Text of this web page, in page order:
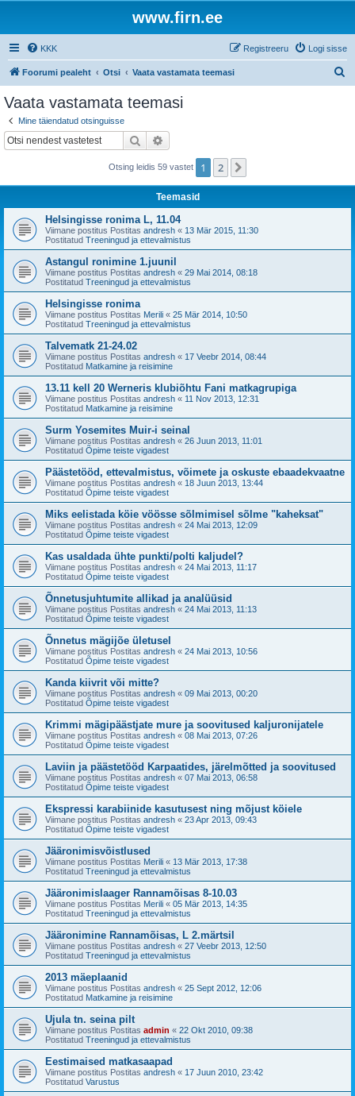
www.firn.ee
KKK Logi sisse
Registreeru
Foorumi pealeht Otsi Vaata vastamata teemasi
Vaata vastamata teemasi
Mine täiendatud otsinguisse
Otsi
Otsing leidis 59 vastet 1 2
Teemasid
Helsingisse ronima L, 11.04
Viimane postitus Postitas andresh « 13 Mär 2015, 11:30
Postitatud Treeningud ja ettevalmistus
Astangul ronimine 1.juunil
Viimane postitus Postitas andresh « 29 Mai 2014, 08:18
Postitatud Treeningud ja ettevalmistus
Helsingisse ronima
Viimane postitus Postitas Merili « 25 Mär 2014, 10:50
Postitatud Treeningud ja ettevalmistus
Talvematk 21-24.02
Viimane postitus Postitas andresh « 17 Veebr 2014, 08:44
Postitatud Matkamine ja reisimine
13.11 kell 20 Werneris klubiõhtu Fani matkagrupiga
Viimane postitus Postitas andresh « 11 Nov 2013, 12:31
Postitatud Matkamine ja reisimine
Surm Yosemites Muir-i seinal
Viimane postitus Postitas andresh « 26 Juun 2013, 11:01
Postitatud Õpime teiste vigadest
Päästetööd, ettevalmistus, võimete ja oskuste ebaadekvaatne
Viimane postitus Postitas andresh « 18 Juun 2013, 13:44
Postitatud Õpime teiste vigadest
Miks eelistada köie vöösse sõlmimisel sõlme "kaheksat"
Viimane postitus Postitas andresh « 24 Mai 2013, 12:09
Postitatud Õpime teiste vigadest
Kas usaldada ühte punkti/polti kaljudel?
Viimane postitus Postitas andresh « 24 Mai 2013, 11:17
Postitatud Õpime teiste vigadest
Õnnetusjuhtumite allikad ja analüüsid
Viimane postitus Postitas andresh « 24 Mai 2013, 11:13
Postitatud Õpime teiste vigadest
Õnnetus mägijõe ületusel
Viimane postitus Postitas andresh « 24 Mai 2013, 10:56
Postitatud Õpime teiste vigadest
Kanda kiivrit või mitte?
Viimane postitus Postitas andresh « 09 Mai 2013, 00:20
Postitatud Õpime teiste vigadest
Krimmi mägipäästjate mure ja soovitused kaljuronijatele
Viimane postitus Postitas andresh « 08 Mai 2013, 07:26
Postitatud Õpime teiste vigadest
Laviin ja päästetööd Karpaatides, järelmõtted ja soovitused
Viimane postitus Postitas andresh « 07 Mai 2013, 06:58
Postitatud Õpime teiste vigadest
Ekspressi karabiinide kasutusest ning mõjust köiele
Viimane postitus Postitas andresh « 23 Apr 2013, 09:43
Postitatud Õpime teiste vigadest
Jääronimisvõistlused
Viimane postitus Postitas Merili « 13 Mär 2013, 17:38
Postitatud Treeningud ja ettevalmistus
Jääronimislaager Rannamõisas 8-10.03
Viimane postitus Postitas Merili « 05 Mär 2013, 14:35
Postitatud Treeningud ja ettevalmistus
Jääronimine Rannamõisas, L 2.märtsil
Viimane postitus Postitas andresh « 27 Veebr 2013, 12:50
Postitatud Treeningud ja ettevalmistus
2013 mäeplaanid
Viimane postitus Postitas andresh « 25 Sept 2012, 12:06
Postitatud Matkamine ja reisimine
Ujula tn. seina pilt
Viimane postitus Postitas admin « 22 Okt 2010, 09:38
Postitatud Treeningud ja ettevalmistus
Eestimaised matkasaapad
Viimane postitus Postitas andresh « 17 Juun 2010, 23:42
Postitatud Varustus